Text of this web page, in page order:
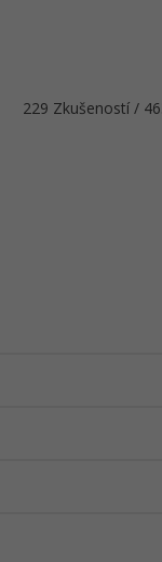
229 Zkušeností /